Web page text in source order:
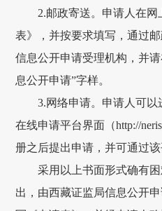
2.邮政寄送。 申请人在网
表》，并按要求填写，通过
信息公开申请受理机构，并
息公开申请”字样。
3.网络申请。申请人可
在线申请平台界面（http://
册之后提出申请，并可通过该
采用以上书面形式确有
出，由西藏证监局信息公开